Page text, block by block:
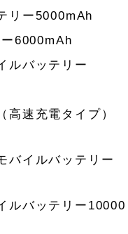
リー5000mAh
6000mAh
ルバッテリー
高速充電タイプ）
バイルバッテリー
ルバッテリー10000